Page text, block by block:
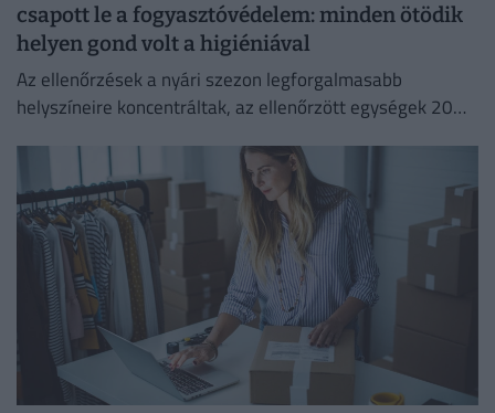
csapott le a fogyasztóvédelem: minden ötödik
helyen gond volt a higiéniával
Az ellenőrzések a nyári szezon legforgalmasabb
helyszíneire koncentráltak, az ellenőrzött egységek 20